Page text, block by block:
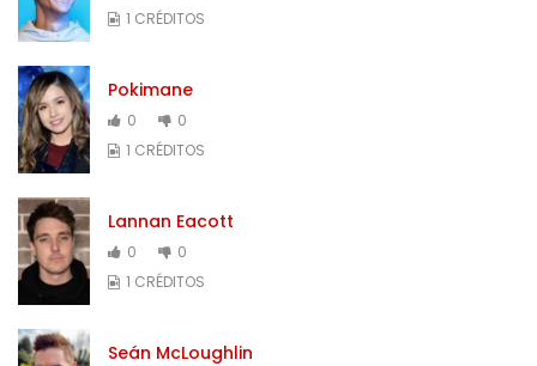
1 CRÉDITOS
Pokimane
0
0
1 CRÉDITOS
Lannan Eacott
0
0
1 CRÉDITOS
Seán McLoughlin